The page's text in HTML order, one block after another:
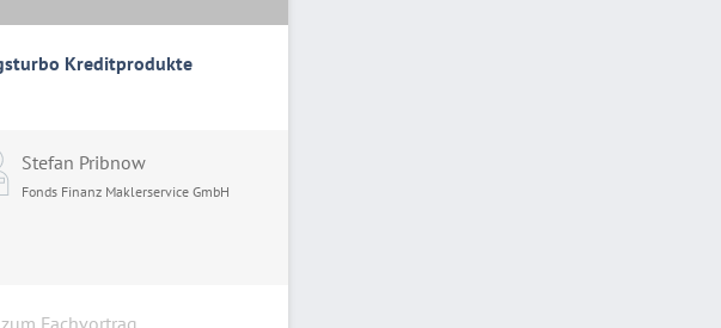
Kreditprodukte
Stefan Pribnow
Fonds Finanz Maklerservice GmbH
zum Fachvortrag